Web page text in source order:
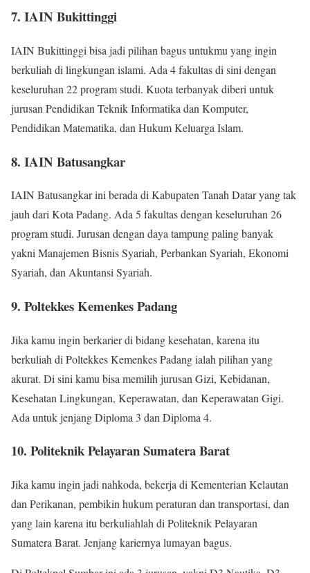
7. IAIN Bukittinggi
IAIN Bukittinggi bisa jadi pilihan bagus untukmu yang ingin
berkuliah di lingkungan islami. Ada 4 fakultas di sini dengan
keseluruhan 22 program studi. Kuota terbanyak diberi untuk
jurusan Pendidikan Teknik Informatika dan Komputer,
Pendidikan Matematika, dan Hukum Keluarga Islam.
8. IAIN Batusangkar
IAIN Batusangkar ini berada di Kabupaten Tanah Datar yang tak
jauh dari Kota Padang. Ada 5 fakultas dengan keseluruhan 26
program studi. Jurusan dengan daya tampung paling banyak
yakni Manajemen Bisnis Syariah, Perbankan Syariah, Ekonomi
Syariah, dan Akuntansi Syariah.
9. Poltekkes Kemenkes Padang
Jika kamu ingin berkarier di bidang kesehatan, karena itu
berkuliah di Poltekkes Kemenkes Padang ialah pilihan yang
akurat. Di sini kamu bisa memilih jurusan Gizi, Kebidanan,
Kesehatan Lingkungan, Keperawatan, dan Keperawatan Gigi.
Ada untuk jenjang Diploma 3 dan Diploma 4.
10. Politeknik Pelayaran Sumatera Barat
Jika kamu ingin jadi nahkoda, bekerja di Kementerian Kelautan
dan Perikanan, pembikin hukum peraturan dan transportasi, dan
yang lain karena itu berkuliahlah di Politeknik Pelayaran
Sumatera Barat. Jenjang kariernya lumayan bagus.